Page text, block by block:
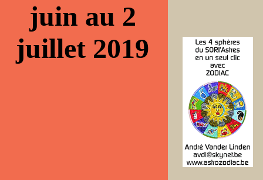
juin au 2
juillet 2019